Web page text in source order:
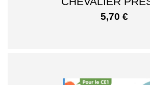
5,70 €